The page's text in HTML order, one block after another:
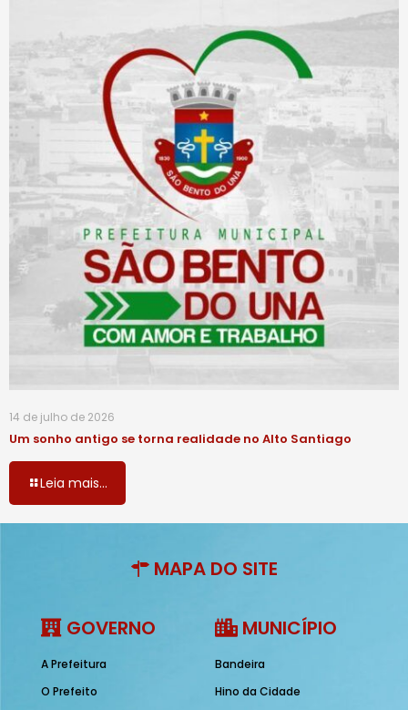
14 de julho de 2026
Um sonho antigo se torna realidade no Alto Santiago
Leia mais...
MAPA DO SITE
GOVERNO
A Prefeitura
O Prefeito
MUNICÍPIO
Bandeira
Hino da Cidade